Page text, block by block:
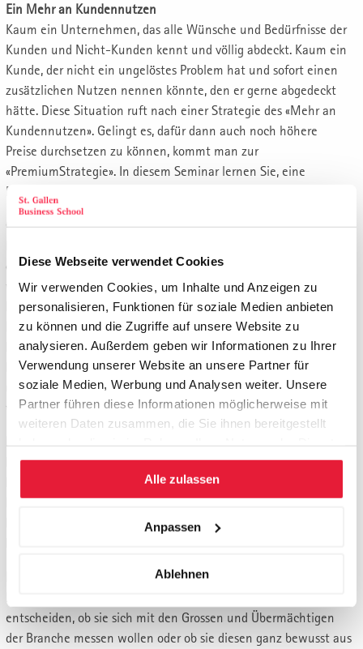
Diese Webseite verwendet Cookies
Wir verwenden Cookies, um Inhalte und Anzeigen zu
personalisieren, Funktionen für soziale Medien anbieten
zu können und die Zugriffe auf unsere Website zu
analysieren. Außerdem geben wir Informationen zu Ihrer
Verwendung unserer Website an unsere Partner für
soziale Medien, Werbung und Analysen weiter. Unsere
Partner führen diese Informationen möglicherweise mit
weiteren Daten zusammen, die Sie ihnen bereitgestellt
gesammelt haben.
Alle zulassen
Anpassen
Ablehnen
Ein Mehr an Kundennutzen
Kaum ein Unternehmen, das alle Wünsche und Bedürfnisse der
Kunden und Nicht-Kunden kennt und völlig abdeckt. Kaum ein
Kunde, der nicht ein ungelöstes Problem hat und sofort einen
zusätzlichen Nutzen nennen könnte, den er gerne abgedeckt
hätte. Diese Situation ruft nach einer Strategie des «Mehr an
Kundennutzen». Gelingt es, dafür dann auch noch höhere
Preise durchsetzen zu können, kommt man zur
«PremiumStrategie». In diesem Seminar lernen Sie, eine
Premium-Strategie zu formulieren und umzusetzen.
Qualität, Kosten- und Preisstrategie
oder aber die überwiegende Mehrheit. Wer hier erfolgreich sein
will, muss bieten, was der Kunde will: Eine qualitativ gute
Leistung zu den tiefsten Preisen und attraktivsten Konditionen.
Im Zentrum steht aber dann der Preis: Die Fähigkeit, der
Billigste zu sein. Wer damit Geld verdienen will, muss
Kostenführer sein. Sie lernen, wie Kostenführerschaft erarbeitet
und durch geeignete Preisstrategien erfolgreich umgesetzt
wird.
Einzigartig zum Höchstpreis
Luxus durchdringt immer mehr Bereiche des Wirtschaftslebens,
Luxusmanagement wird zu einer immer wichtigeren Disziplin.
In diesem Seminar zeigen wir die Erfolgsfaktoren des
Luxusmanagements und die Anwendung in einer Vielzahl von
Erfolgreiche Nischen-Strategie
entscheiden, ob sie sich mit den Grossen und Übermächtigen
der Branche messen wollen oder ob sie diesen ganz bewusst aus